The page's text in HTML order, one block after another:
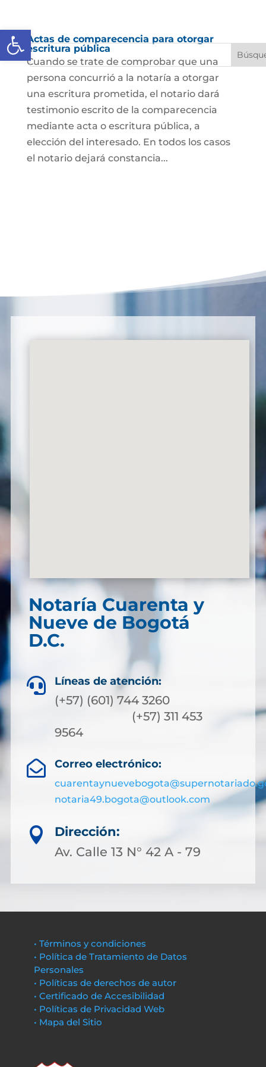
Abrir barra de herramientas
Actas de comparecencia para otorgar
escritura pública
Cuando se trate de comprobar que una
persona concurrió a la notaría a otorgar
una escritura prometida, el notario dará
testimonio escrito de la comparecencia
mediante acta o escritura pública, a
elección del interesado. En todos los casos
el notario dejará constancia...
Notaría Cuarenta y
Nueve de Bogotá
D.C.
 Líneas de atención:
(+57) (601) 744 3260
(+57) 311 453
9564
 Correo electrónico:
notaria49.bogota@outlook.com

Dirección:
Av. Calle 13 N° 42 A - 79
• Términos y condiciones
• Política de Tratamiento de Datos
Personales
• Políticas de derechos de autor
• Certificado de Accesibilidad
• Políticas de Privacidad Web
• Mapa del Sitio